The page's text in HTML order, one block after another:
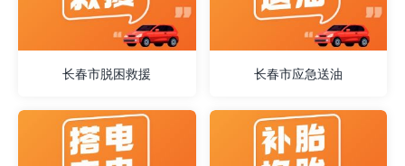
长春市脱困救援 长春市应急送油